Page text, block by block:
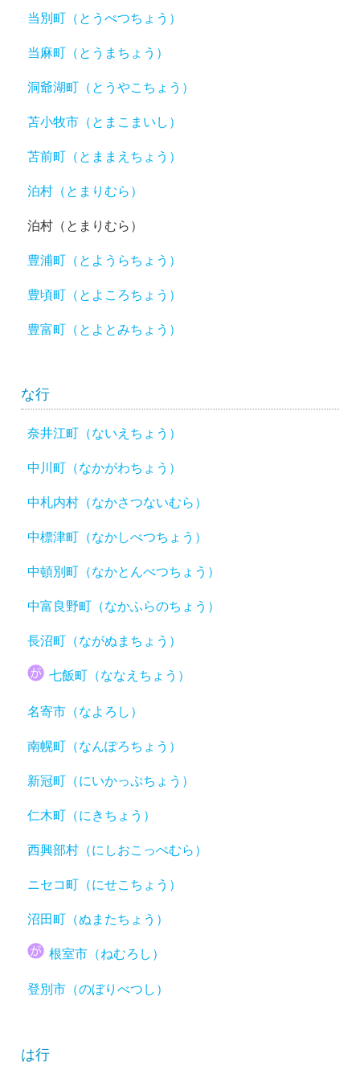
当別町（とうべつちょう）
当麻町（とうまちょう）
洞爺湖町（とうやこちょう）
苫小牧市（とまこまいし）
苫前町（とままえちょう）
泊村（とまりむら）
泊村（とまりむら）
豊浦町（とようらちょう）
豊頃町（とよころちょう）
豊富町（とよとみちょう）
な行
奈井江町（ないえちょう）
中川町（なかがわちょう）
中札内村（なかさつないむら）
中標津町（なかしべつちょう）
中頓別町（なかとんべつちょう）
中富良野町（なかふらのちょう）
長沼町（ながぬまちょう）
七飯町（ななえちょう）
名寄市（なよろし）
南幌町（なんぽろちょう）
新冠町（にいかっぷちょう）
仁木町（にきちょう）
西興部村（にしおこっぺむら）
ニセコ町（にせこちょう）
沼田町（ぬまたちょう）
根室市（ねむろし）
登別市（のぼりべつし）
は行